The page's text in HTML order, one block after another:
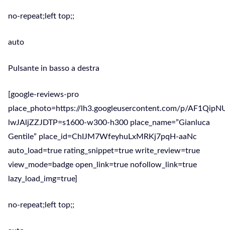
no-repeat;left top;;
auto
Pulsante in basso a destra
[google-reviews-pro
place_photo=https://lh3.googleusercontent.com/p/
lwJAljZZJDTP=s1600-w300-h300 place_name=”Gianluca
Gentile” place_id=ChIJM7WfeyhuLxMRKj7pqH-aaNc
auto_load=true rating_snippet=true write_review=true
view_mode=badge open_link=true nofollow_link=true
lazy_load_img=true]
no-repeat;left top;;